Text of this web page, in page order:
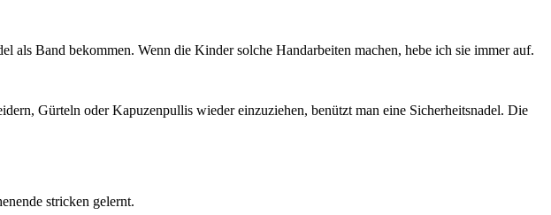
Band bekommen. Wenn die Kinder solche Handarbeiten machen, hebe ich sie immer auf.
Gürteln oder Kapuzenpullis wieder einzuziehen, benützt man eine Sicherheitsnadel. Die
stricken gelernt.